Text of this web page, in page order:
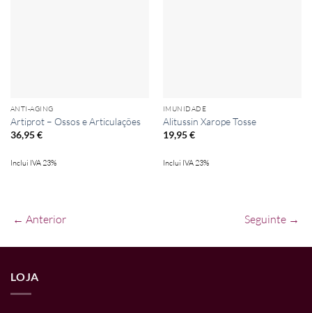
ANTI-AGING
Artiprot – Ossos e Articulações
36,95€
Inclui IVA 23%
IMUNIDADE
Alitussin Xarope Tosse
19,95€
Inclui IVA 23%
← Anterior Seguinte →
LOJA